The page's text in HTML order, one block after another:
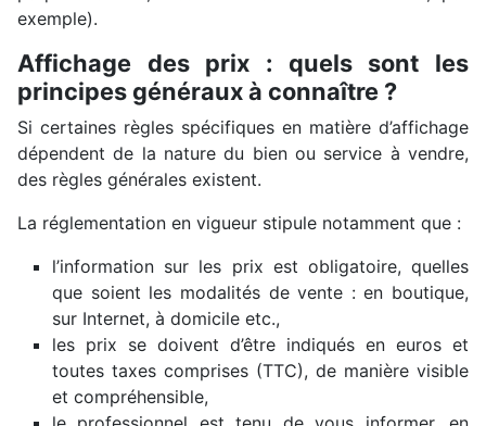
exemple).
Affichage des prix : quels sont les
principes généraux à connaître ?
Si certaines règles spécifiques en matière d’affichage
dépendent de la nature du bien ou service à vendre,
des règles générales existent.
La réglementation en vigueur stipule notamment que :
l’information sur les prix est obligatoire, quelles
que soient les modalités de vente : en boutique,
sur Internet, à domicile etc.,
les prix se doivent d’être indiqués en euros et
toutes taxes comprises (TTC), de manière visible
et compréhensible,